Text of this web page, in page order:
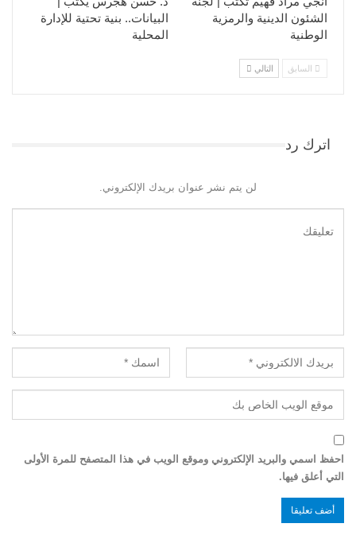
البيانات.. بنية تحتية للإدارة
المحلية
الشئون الدينية والرمزية
الوطنية
السابق التالي
اترك رد
لن يتم نشر عنوان بريدك الإلكتروني.
احفظ اسمي والبريد الإلكتروني وموقع الويب في هذا المتصفح للمرة الأولى
التي أعلق فيها.